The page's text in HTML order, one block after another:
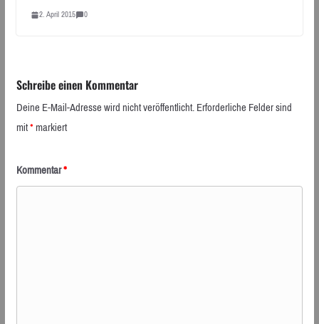
2. April 2015 0
Schreibe einen Kommentar
Deine E-Mail-Adresse wird nicht veröffentlicht.Erforderliche Felder sind
mit*markiert
Kommentar*